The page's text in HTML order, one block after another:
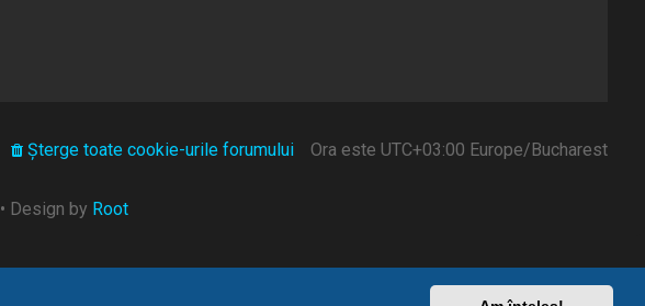
Ora este UTC+03:00 Europe/Bucharest
Şterge toate cookie-urile forumului
• Design by Root